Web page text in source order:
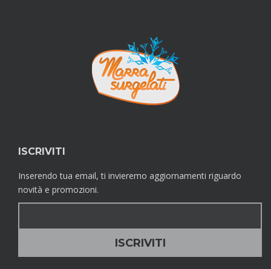
ISCRIVITI
Inserendo tua email, ti invieremo aggiornamenti riguardo
novità e promozioni.